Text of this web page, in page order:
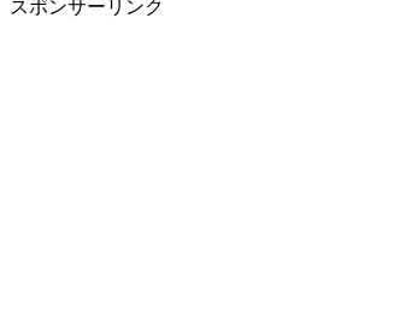
スポンサーリンク